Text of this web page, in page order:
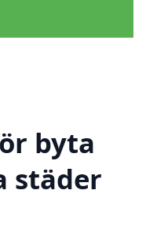
byta
städer